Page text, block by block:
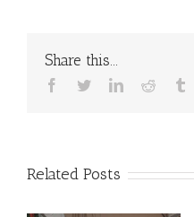
Share this...
Facebook
TwitterLinkedinReddit
Related Posts